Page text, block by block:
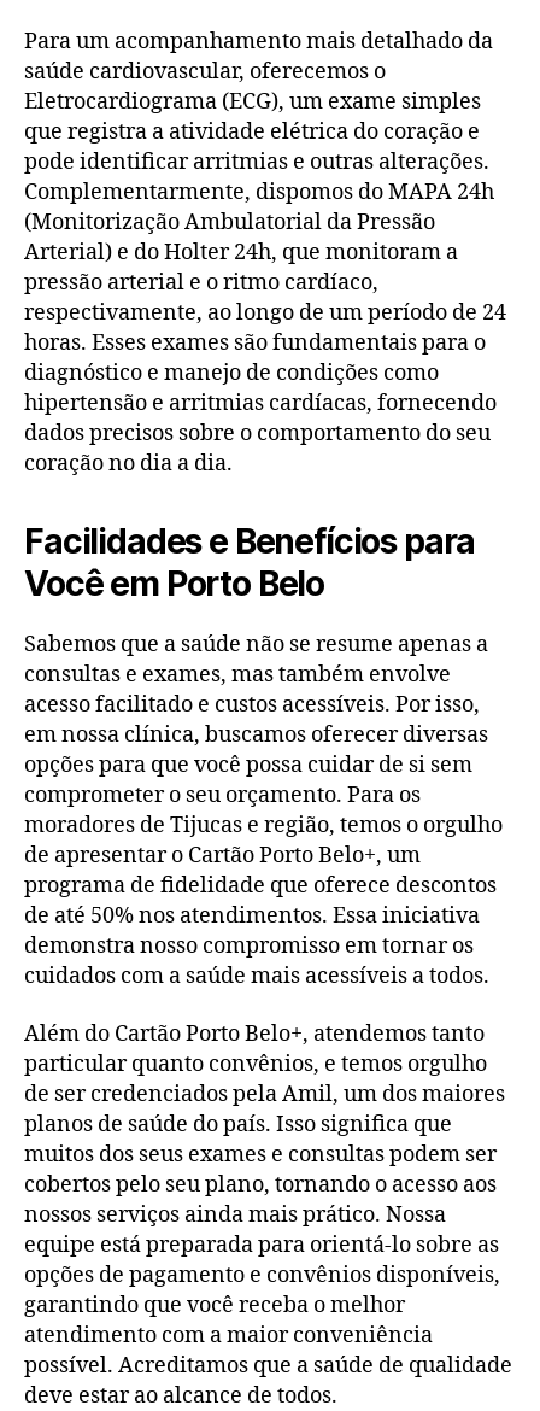
Para um acompanhamento mais detalhado da
saúde cardiovascular, oferecemos o
Eletrocardiograma (ECG), um exame simples
que registra a atividade elétrica do coração e
pode identificar arritmias e outras alterações.
Complementarmente, dispomos do MAPA 24h
(Monitorização Ambulatorial da Pressão
Arterial) e do Holter 24h, que monitoram a
pressão arterial e o ritmo cardíaco,
respectivamente, ao longo de um período de 24
horas. Esses exames são fundamentais para o
diagnóstico e manejo de condições como
hipertensão e arritmias cardíacas, fornecendo
dados precisos sobre o comportamento do seu
coração no dia a dia.
Facilidades e Benefícios para
Você em Porto Belo
Sabemos que a saúde não se resume apenas a
consultas e exames, mas também envolve
acesso facilitado e custos acessíveis. Por isso,
em nossa clínica, buscamos oferecer diversas
opções para que você possa cuidar de si sem
comprometer o seu orçamento. Para os
moradores de Tijucas e região, temos o orgulho
de apresentar o Cartão Porto Belo+, um
programa de fidelidade que oferece descontos
de até 50% nos atendimentos. Essa iniciativa
demonstra nosso compromisso em tornar os
cuidados com a saúde mais acessíveis a todos.
Além do Cartão Porto Belo+, atendemos tanto
particular quanto convênios, e temos orgulho
de ser credenciados pela Amil, um dos maiores
planos de saúde do país. Isso significa que
muitos dos seus exames e consultas podem ser
cobertos pelo seu plano, tornando o acesso aos
nossos serviços ainda mais prático. Nossa
equipe está preparada para orientá-lo sobre as
opções de pagamento e convênios disponíveis,
garantindo que você receba o melhor
atendimento com a maior conveniência
possível. Acreditamos que a saúde de qualidade
deve estar ao alcance de todos.